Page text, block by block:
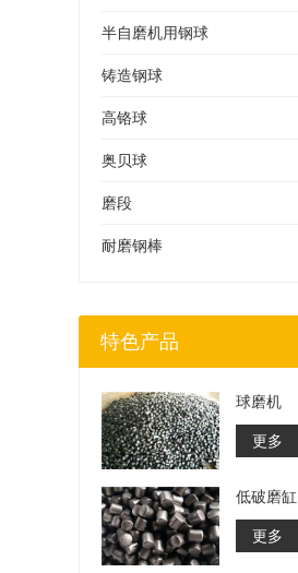
半自磨机用钢球
铸造钢球
高铬球
奥贝球
磨段
耐磨钢棒
特色产品
球磨机
更多
低破磨缸
更多